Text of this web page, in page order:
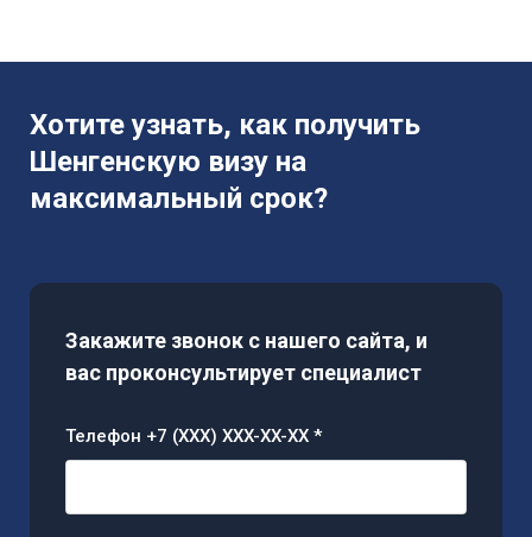
Хотите узнать, как получить
Шенгенскую визу на
максимальный срок?
Закажите звонок с нашего сайта, и
вас проконсультирует специалист
Телефон +7 (XXX) XXX-XX-XX *